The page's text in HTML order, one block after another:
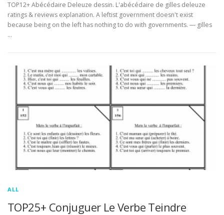
TOP12+ Abécédaire Deleuze dessin. L'abécédaire de gilles deleuze
ratings & reviews explanation. A leftist government doesn't exist
because being on the left has nothing to do with governments. ― gilles
…
ALL
TOP25+ Conjuguer Le Verbe Teindre